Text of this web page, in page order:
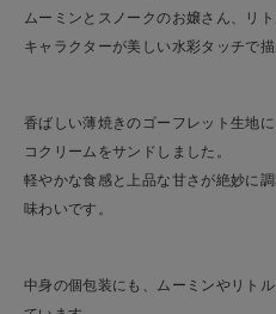
ムーミンとスノークのお嬢さん、リ
キャラクターが美しい水彩タッチで
香ばしい薄焼きのゴーフレット生地
コクリームをサンドしました。
軽やかな食感と上品な甘さが絶妙に
味わいです。
中身の個包装にも、ムーミンやリト